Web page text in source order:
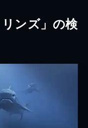
ンズ」の検